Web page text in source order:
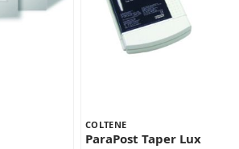
COLTENE
ParaPost Taper Lux